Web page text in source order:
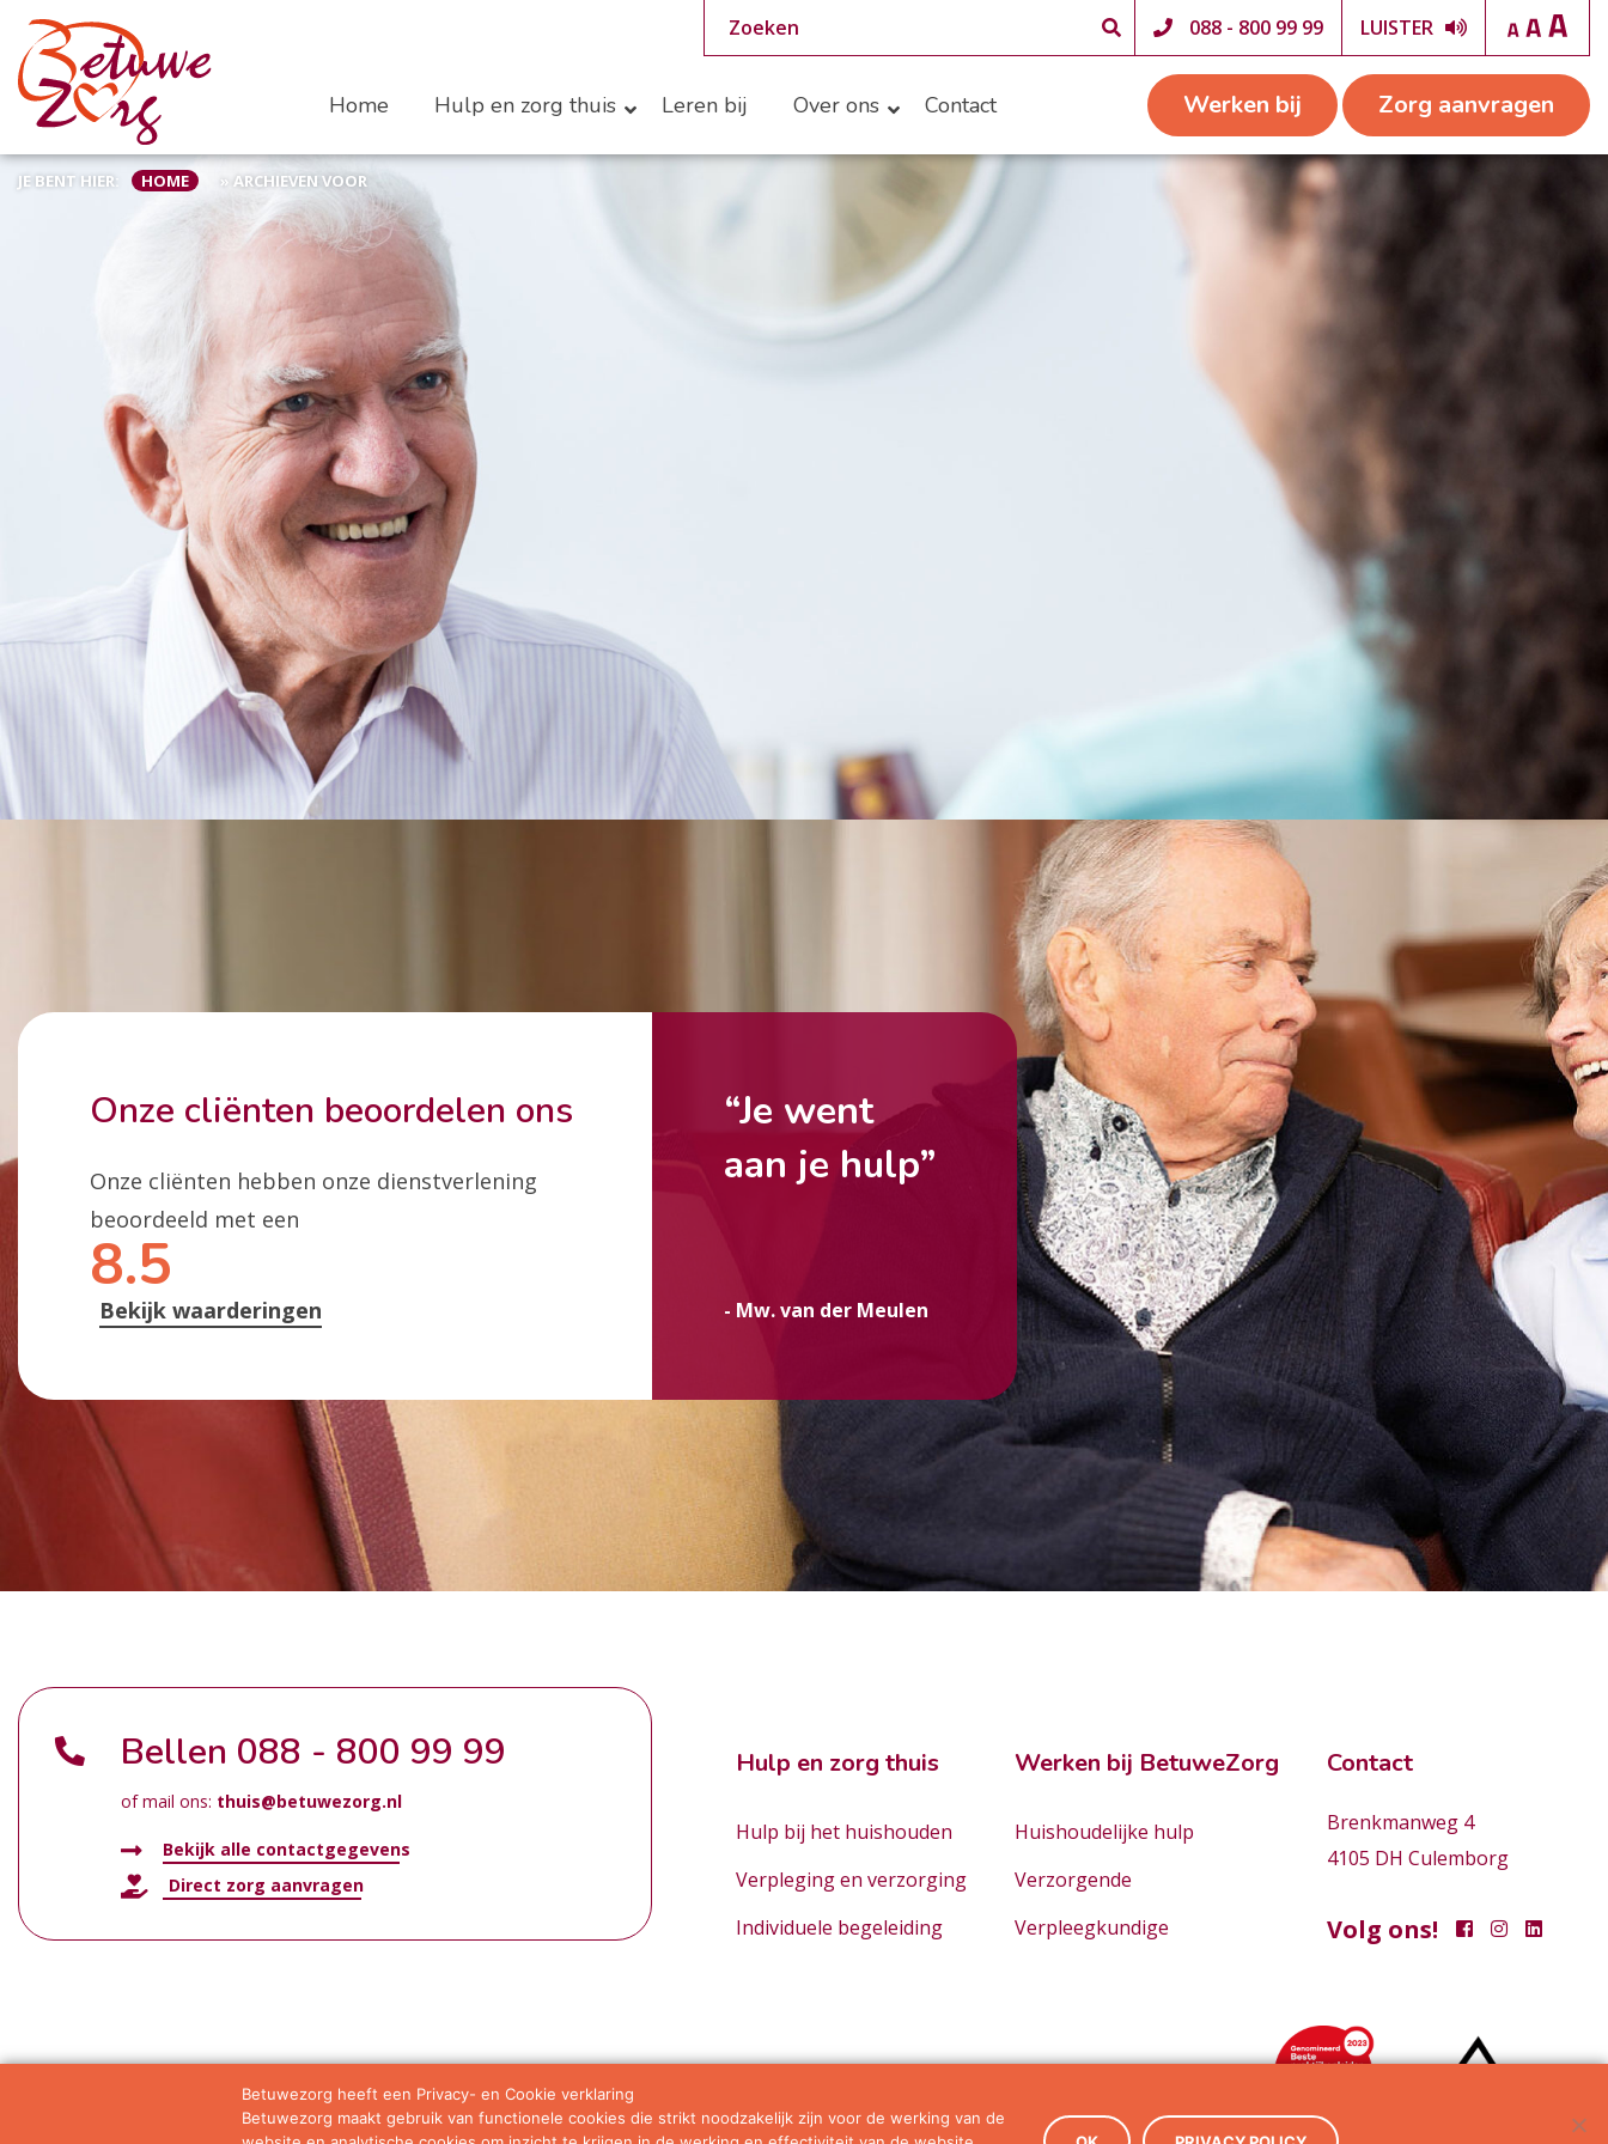
088 - 800 99 99 LUISTER
Home Hulp en zorg thuis Leren bij Over ons Contact Werken bij Zorg aanvragen
JE BENT HIER: HOME » ARCHIEVEN VOOR
Onze cliënten beoordelen ons
Onze cliënten hebben onze dienstverlening
beoordeeld met een
8.5
Bekijk waarderingen
“Je went
aan je hulp”
- Mw. van der Meulen
Bellen 088 - 800 99 99
of mail ons: thuis@betuwezorg.nl
Bekijk alle contactgegevens
Direct zorg aanvragen
Hulp en zorg thuis
Hulp bij het huishouden
Verpleging en verzorging
Individuele begeleiding
Werken bij BetuweZorg
Huishoudelijke hulp
Verzorgende
Verpleegkundige
Contact
Brenkmanweg 4
4105 DH Culemborg
Volg ons!
Privacy statement Algemene voorwaarden
Betuwezorg heeft een Privacy- en Cookie verklaring
Betuwezorg maakt gebruik van functionele cookies die strikt noodzakelijk zijn voor de werking van de